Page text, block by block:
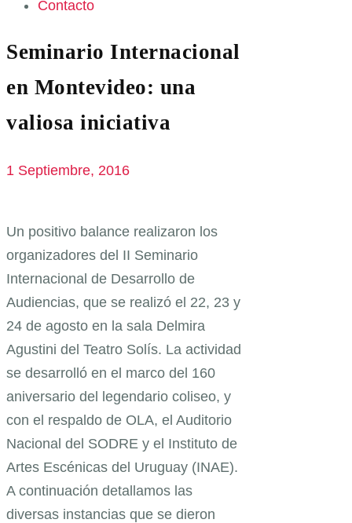
Contacto
Seminario Internacional
en Montevideo: una
valiosa iniciativa
1 Septiembre, 2016
Un positivo balance realizaron los
organizadores del II Seminario
Internacional de Desarrollo de
Audiencias, que se realizó el 22, 23 y
24 de agosto en la sala Delmira
Agustini del Teatro Solís. La actividad
se desarrolló en el marco del 160
aniversario del legendario coliseo, y
con el respaldo de OLA, el Auditorio
Nacional del SODRE y el Instituto de
Artes Escénicas del Uruguay (INAE).
A continuación detallamos las
diversas instancias que se dieron